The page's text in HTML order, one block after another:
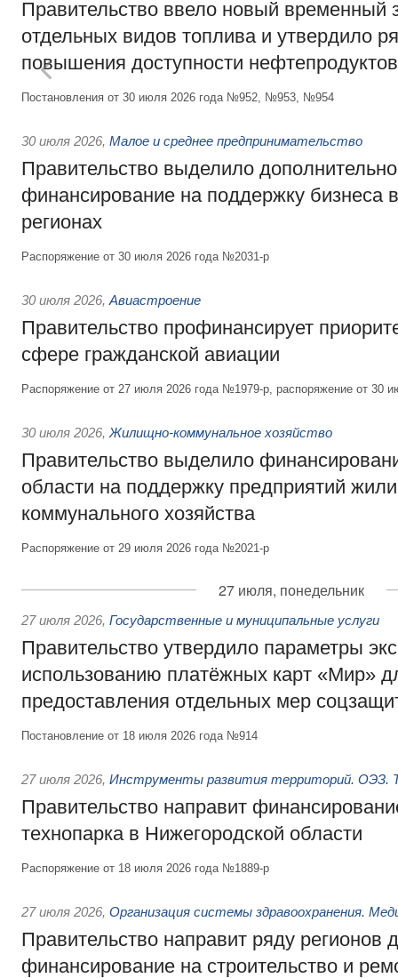
Правительство ввело новый временный
отдельных видов топлива и утвердило
повышения доступности нефтепродуктов
Постановления от 30 июля 2026 года №952, №953, №954
30 июля 2026, Малое и среднее предпринимательство
Правительство выделило
финансирование на поддержку бизнеса
регионах
Распоряжение от 30 июля 2026 года №2031-р
30 июля 2026, Авиастроение
Правительство профинансирует
сфере гражданской авиации
Распоряжение от 27 июля 2026 года №1979-р, распоряжение от 30
30 июля 2026, Жилищно-коммунальное хозяйство
Правительство выделило
области на поддержку предприятий
коммунального хозяйства
Распоряжение от 29 июля 2026 года №2021-р
27 июля, понедельник
27 июля 2026, Государственные и муниципальные услуги
Правительство утвердило параметры
использованию платёжных карт «Мир»
предоставления отдельных мер
Постановление от 18 июля 2026 года №914
27 июля 2026, Инструменты развития территорий. ОЭЗ.
Правительство направит
технопарка в Нижегородской области
Распоряжение от 18 июля 2026 года №1889-р
27 июля 2026, Организация системы здравоохранения.
Правительство направит ряду регионов
финансирование на строительство и